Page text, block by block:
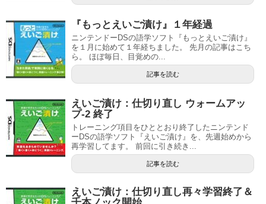
『もっとえいご漬け』１年経過
ニンテンドーDSの語学ソフト『もっとえいご漬け』
を１月に始めて１年経ちました。 先月の記事はこち
ら。 ほぼ毎日、目覚めの...
記事を読む
えいご漬け：仕切り直し ウォームアッ
プ-2 終了
トレーニング項目をひととおり終了したニンテンド
ーDSの語学ソフト『えいご漬け』を、先週始めから
再学習してます。 前回に引き続き...
記事を読む
えいご漬け：仕切り直し再々学習終了＆